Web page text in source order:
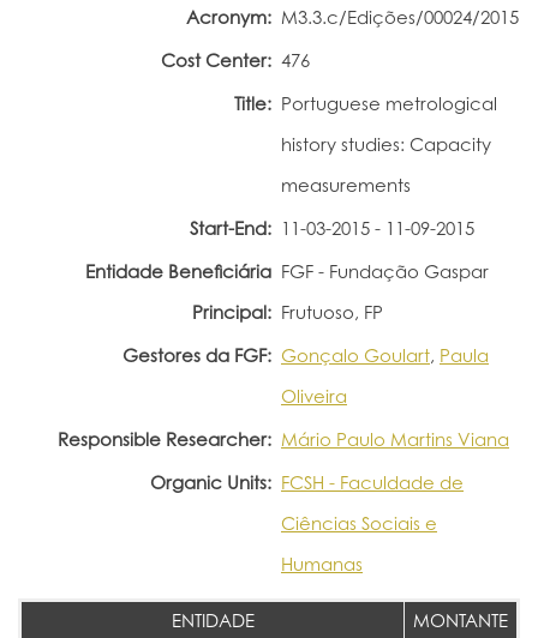
Acronym: M3.3.c/Edições/00024/2015
Cost Center: 476
Title: Portuguese metrological
history studies: Capacity
measurements
Start-End: 11-03-2015 - 11-09-2015
Entidade Beneficiária
Principal:
FGF - Fundação Gaspar
Frutuoso, FP
Gestores da FGF: Gonçalo Goulart, Paula
Oliveira
Responsible Researcher: Mário Paulo Martins Viana
Organic Units: FCSH - Faculdade de
Ciências Sociais e
Humanas
ENTIDADE
MONTANTE